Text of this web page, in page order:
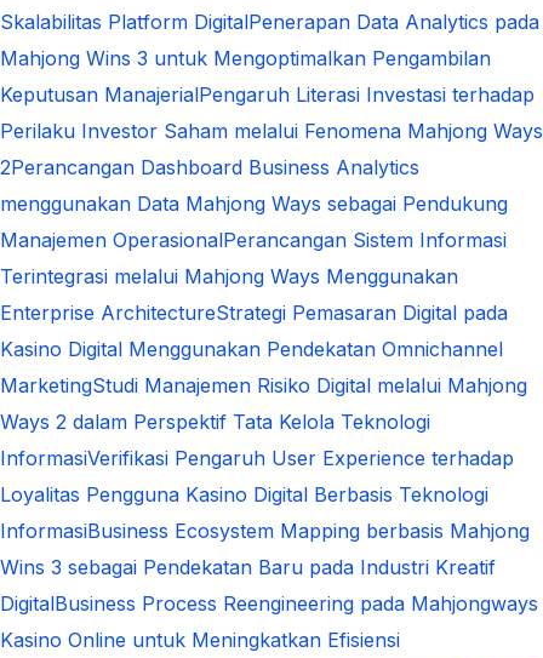
Skalabilitas Platform DigitalPenerapan Data Analytics pada
Mahjong Wins 3 untuk Mengoptimalkan Pengambilan
Keputusan ManajerialPengaruh Literasi Investasi terhadap
Perilaku Investor Saham melalui Fenomena Mahjong Ways
2Perancangan Dashboard Business Analytics
menggunakan Data Mahjong Ways sebagai Pendukung
Manajemen OperasionalPerancangan Sistem Informasi
Terintegrasi melalui Mahjong Ways Menggunakan
Enterprise ArchitectureStrategi Pemasaran Digital pada
Kasino Digital Menggunakan Pendekatan Omnichannel
MarketingStudi Manajemen Risiko Digital melalui Mahjong
Ways 2 dalam Perspektif Tata Kelola Teknologi
InformasiVerifikasi Pengaruh User Experience terhadap
Loyalitas Pengguna Kasino Digital Berbasis Teknologi
InformasiBusiness Ecosystem Mapping berbasis Mahjong
Wins 3 sebagai Pendekatan Baru pada Industri Kreatif
DigitalBusiness Process Reengineering pada Mahjongways
Kasino Online untuk Meningkatkan Efisiensi